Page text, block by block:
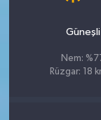
Güneşli
Nem:
Rüzgar: 18